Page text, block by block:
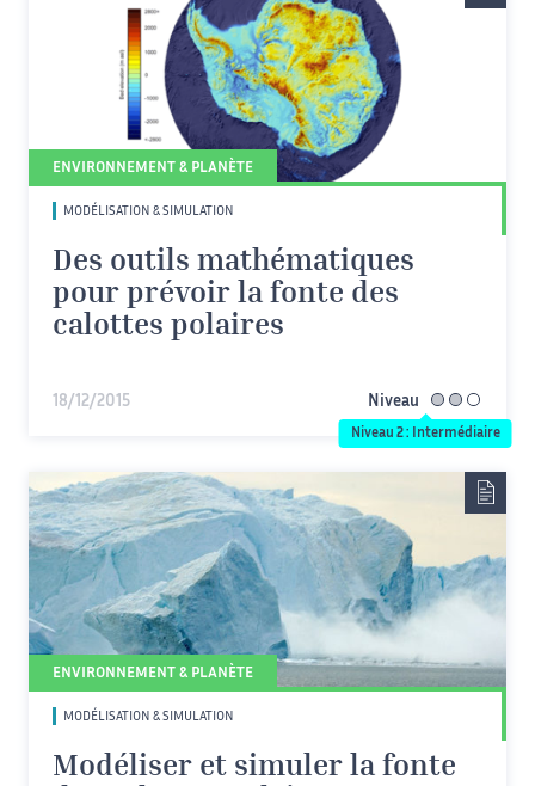
ENVIRONNEMENT & PLANÈTE
MODÉLISATION & SIMULATION
Des outils mathématiques
pour prévoir la fonte des
calottes polaires
18/12/2015 Niveau intermédiaire
Niveau 2 : Intermédiaire
ENVIRONNEMENT & PLANÈTE
MODÉLISATION & SIMULATION
Modéliser et simuler la fonte